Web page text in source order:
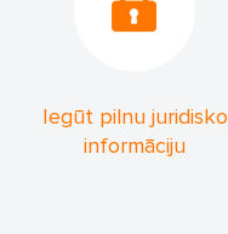
Iegūt pilnu juridisko
informāciju